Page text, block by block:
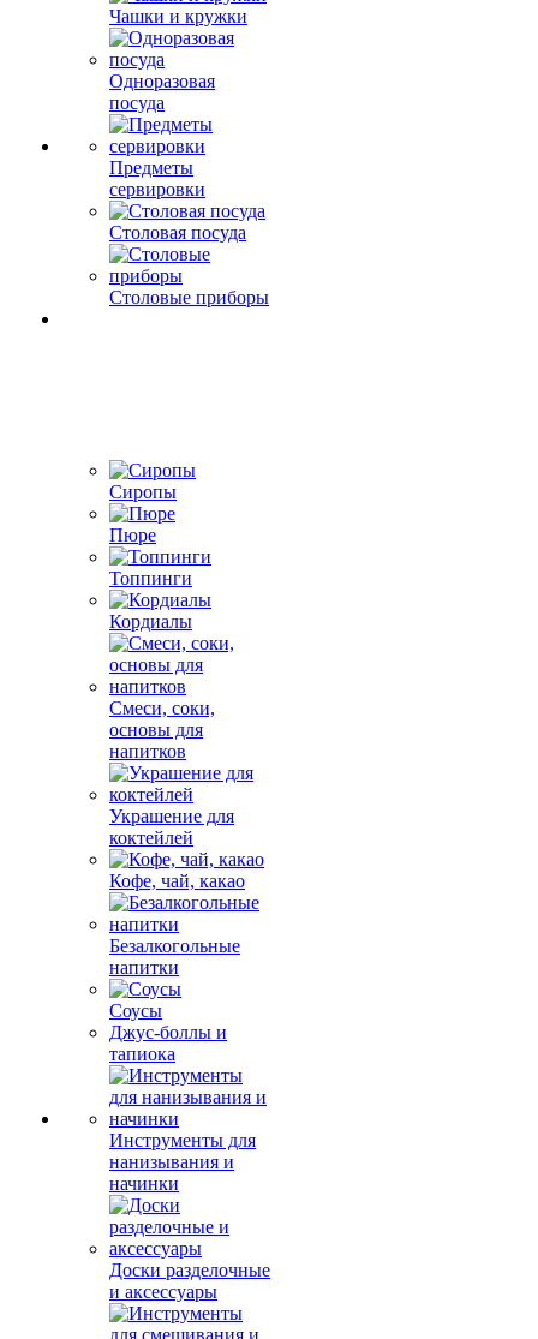
Чашки и кружки
Одноразовая
посуда
Предметы
сервировки
Столовая посуда
Столовые приборы
Сиропы
Пюре
Топпинги
Кордиалы
Смеси, соки,
основы для
напитков
Украшение для
коктейлей
Кофе, чай, какао
Безалкогольные
напитки
Соусы
Джус-боллы и
тапиока
Инструменты для
нанизывания и
начинки
Доски разделочные
и аксессуары